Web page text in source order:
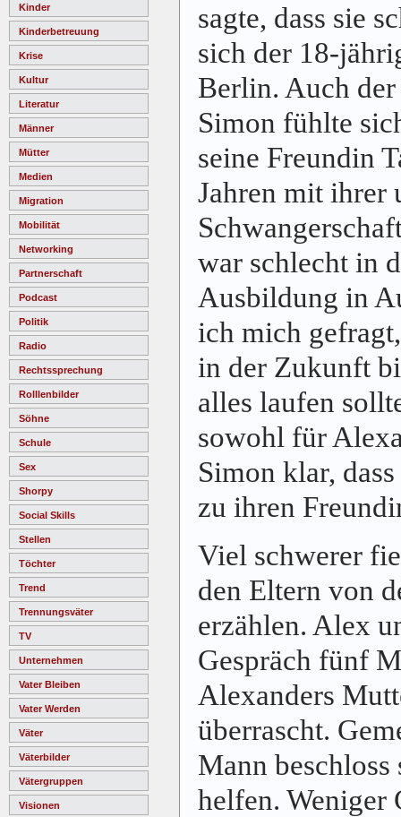
Kinder
Kinderbetreuung
Krise
Kultur
Literatur
Männer
Mütter
Medien
Migration
Mobilität
Networking
Partnerschaft
Podcast
Politik
Radio
Rechtssprechung
Rolllenbilder
Söhne
Schule
Sex
Shorpy
Social Skills
Stellen
Töchter
Trend
Trennungsväter
TV
Unternehmen
Vater Bleiben
Vater Werden
Väter
Väterbilder
Vätergruppen
Visionen
sagte, dass sie
sich der 18-
Berlin. Auch
Simon fühlte
seine Freundin
Jahren mit ihrer
war schlecht in
Ausbildung in
ich mich
in der Zukunft
alles laufen
sowohl für
Simon klar,
zu ihren
Viel schwerer
den Eltern von
erzählen. Alex
Gespräch fünf
Alexanders
überrascht.
Mann beschloss
helfen. Weniger